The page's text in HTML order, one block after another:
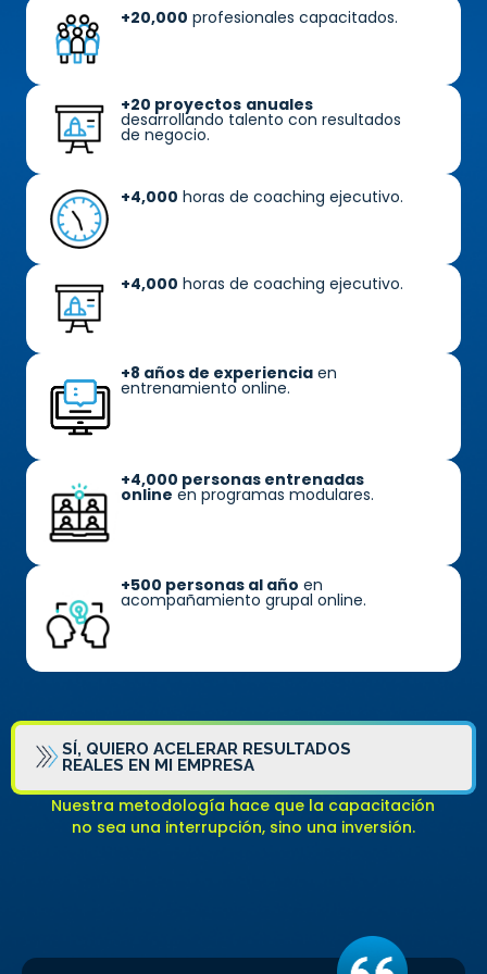
+20,000 profesionales capacitados.
+20 proyectos anuales
desarrollando talento con resultados
de negocio.
+4,000 horas de coaching ejecutivo.
+4,000 horas de coaching ejecutivo.
+8 años de experienciaen
entrenamiento online.
+4,000 personas entrenadas
online en programas modulares.
+500 personas al año en
acompañamiento grupal online.
SÍ, QUIERO ACELERAR RESULTADOS
REALES EN MI EMPRESA
Nuestra metodología hace que la capacitación
no sea una interrupción, sino una inversión.